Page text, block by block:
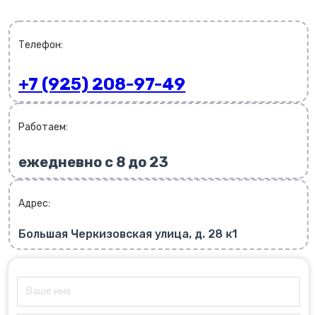
Телефон:
+7 (925) 208-97-49
Работаем:
ежедневно с 8 до 23
Адрес:
Большая Черкизовская улица, д. 28 к1